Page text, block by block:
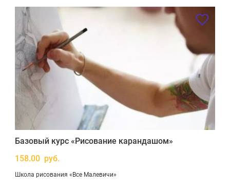
Базовый курс «Рисование карандашом»
158.00 руб.
Школа рисования «Все Малевичи»